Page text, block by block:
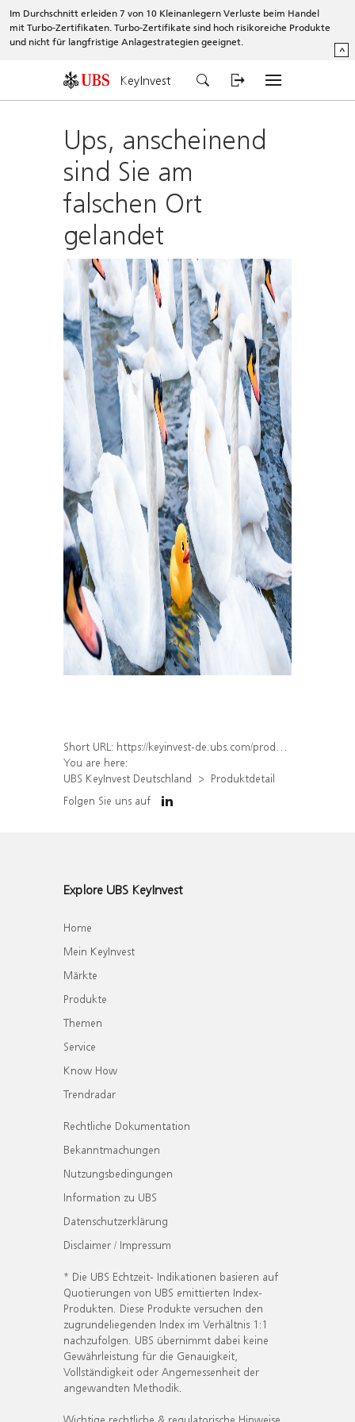
Im Durchschnitt erleiden 7 von 10 Kleinanlegern Verluste beim Handel
mit Turbo-Zertifikaten. Turbo-Zertifikate sind hoch risikoreiche Produkte
und nicht für langfristige Anlagestrategien geeignet.
^
KeyInvest
Ups, anscheinend
sind Sie am
falschen Ort
gelandet
Short URL: https://keyinvest-de.ubs.com/produkt/detail/index/isin/DE000WA7QYP0
You are here:
UBS KeyInvest Deutschland
Produktdetail
Folgen Sie uns auf
Explore UBS KeyInvest
Home
Mein KeyInvest
Märkte
Produkte
Themen
Service
Know How
Trendradar
Rechtliche Dokumentation
Bekanntmachungen
Nutzungsbedingungen
Information zu UBS
Datenschutzerklärung
Disclaimer / Impressum
* Die UBS Echtzeit- Indikationen basieren auf
Quotierungen von UBS emittierten Index-
Produkten. Diese Produkte versuchen den
zugrundeliegenden Index im Verhältnis 1:1
nachzufolgen. UBS übernimmt dabei keine
Gewährleistung für die Genauigkeit,
Vollständigkeit oder Angemessenheit der
angewandten Methodik.